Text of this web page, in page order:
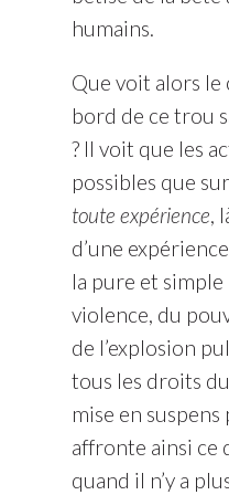
humains.
Que voit alors
bord de ce trou
? Il voit que les
possibles que
toute expérience,
d’une
la pure et
violence, du
de l’explosion
tous les droits
mise en
affronte ainsi ce
quand il n’y a